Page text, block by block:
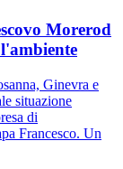
Morerod
Ginevra e
situazione
di
Francesco. Un